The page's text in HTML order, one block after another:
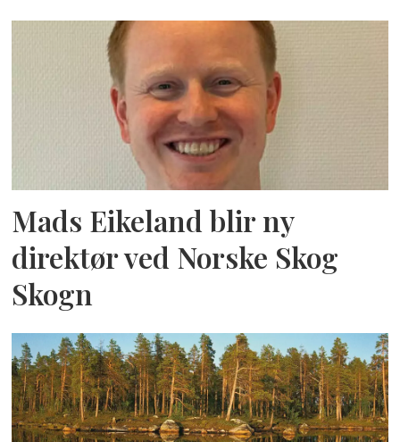
Mads Eikeland blir ny
direktør ved Norske Skog
Skogn